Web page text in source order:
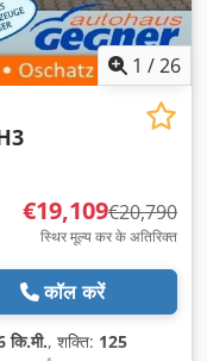
1 /26
€19,109€20,790
स्थिर मूल्य कर के अतिरिक्त
कॉल करें
, शक्ति: 125